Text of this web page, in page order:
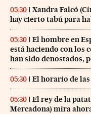
05:30
Xandra Falcó
hay cierto tabú para
05:30
El hombre en
está haciendo con los
han sido denostados,
05:30 El horario de las
05:30
El rey de la
Mercadona) mira